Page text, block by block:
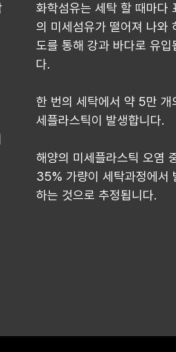
화학섬유는 세탁 할 때마다
의 미세섬유가 떨어져 나와
도를 통해 강과 바다로 유입
다.
한 번의 세탁에서 약 5만 개
세플라스틱이 발생합니다.
해양의 미세플라스틱 오염
35% 가량이 세탁과정에서
하는 것으로 추정됩니다.